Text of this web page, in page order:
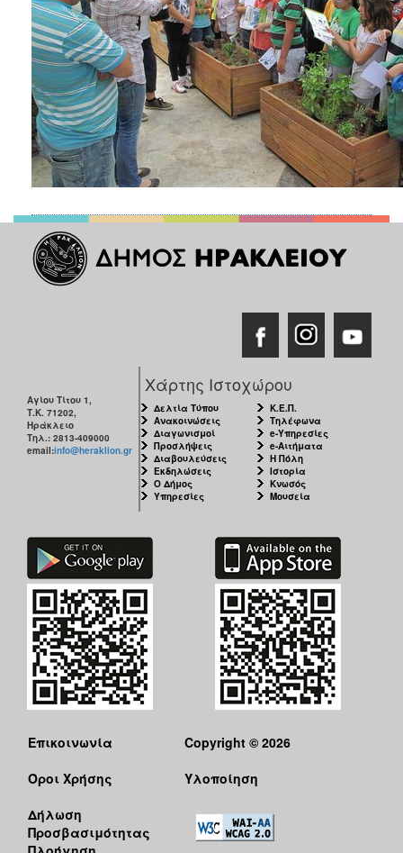
Αγίου Τίτου 1,
Τ.Κ. 71202,
Ηράκλειο
Τηλ.: 2813-409000
email:info@heraklion.gr
Χάρτης Ιστοχώρου
Δελτία Τύπου
Ανακοινώσεις
Διαγωνισμοί
Προσλήψεις
Διαβουλεύσεις
Εκδηλώσεις
Ο Δήμος
Υπηρεσίες
Κ.Ε.Π.
Τηλέφωνα
e-Υπηρεσίες
e-Αιτήματα
Η Πόλη
Ιστορία
Κνωσός
Μουσεία
Επικοινωνία
Όροι Χρήσης
Δήλωση
Προσβασιμότητας
Copyright © 2026
Υλοποίηση